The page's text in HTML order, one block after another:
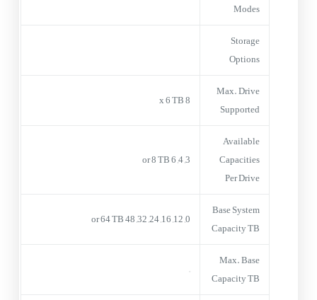
Modes
Storage
Options
Max. Drive
Supported
8 x 6 TB
Available
Capacities
Per Drive
3, 4, 6 or 8 TB
Base System
Capacity TB
0, 12, 16, 24, 32, 48 or 64 TB
Max. Base
Capacity TB
–